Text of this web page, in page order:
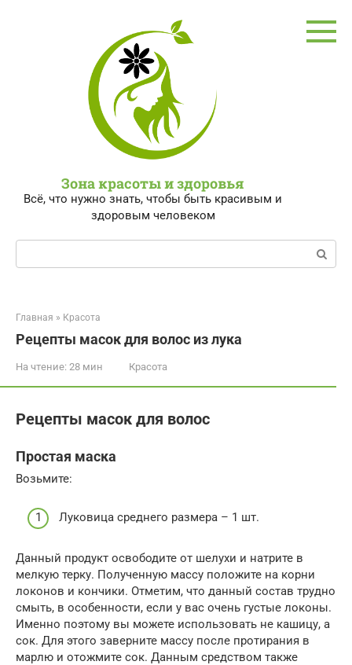
Зона красоты и здоровья
Всё, что нужно знать, чтобы быть красивым и
здоровым человеком
Поиск:
Главная » Красота
Рецепты масок для волос из лука
На чтение: 28 мин Красота
Рецепты масок для волос
Простая маска
Возьмите:
Луковица среднего размера – 1 шт.
Данный продукт освободите от шелухи и натрите в
мелкую терку. Полученную массу положите на корни
локонов и кончики. Отметим, что данный состав трудно
смыть, в особенности, если у вас очень густые локоны.
Именно поэтому вы можете использовать не кашицу, а
сок. Для этого заверните массу после протирания в
марлю и отожмите сок. Данным средством также